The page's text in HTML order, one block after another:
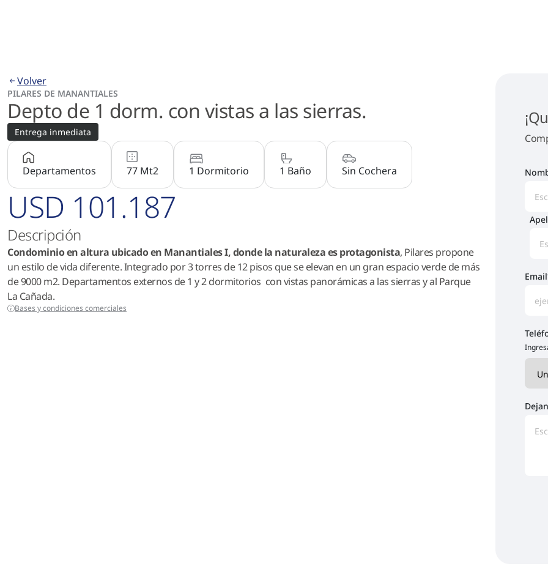
Volver
PILARES DE MANANTIALES
Depto de 1 dorm. con vistas a las sierras.
Entrega inmediata
Departamentos 77 Mt2 1 Dormitorio 1 Baño Sin Cochera
USD 101.187
Descripción
Condominio en altura ubicado en Manantiales I, donde la naturaleza es protagonista, Pilares propone
un estilo de vida diferente. Integrado por 3 torres de 12 pisos que se elevan en un gran espacio verde de más
de 9000 m2. Departamentos externos de 1 y 2 dormitorios con vistas panorámicas a las sierras y al Parque
La Cañada.
Bases y condiciones comerciales
Email